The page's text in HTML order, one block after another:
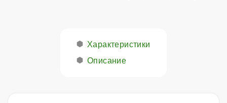
Характеристики
Описание